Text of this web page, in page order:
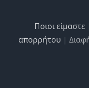
Ποιοι είμαστε
απορρήτου |